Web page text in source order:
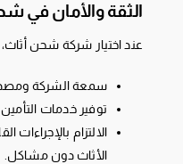
الثقة والأمان في
عند اختيار شركة شحن
سمعة الشركة
توفير خدمات التأمين
الالتزام بالإجراءات
الأثاث دون مشاكل.